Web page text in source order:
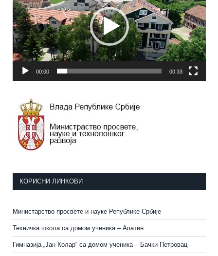
00:00 00:33
КОРИСНИ ЛИНКОВИ
Министарство просвете и науке Републике Србије
Техничка школа са домом ученика – Апатин
Гимназија „Јан Колар“ са домом ученика – Бачки Петровац